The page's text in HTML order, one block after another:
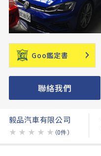
Goo鑑定書
聯絡我們
毅品汽車有限公司
★ ★ ★ ★ ★ （0件）